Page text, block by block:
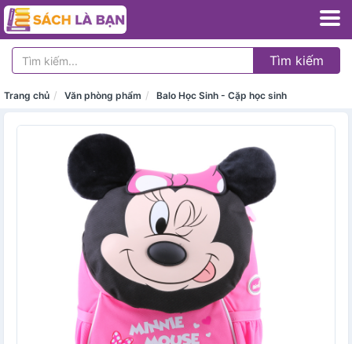
Tìm kiếm
Trang chủ Văn phòng phẩm Balo Học Sinh - Cặp học sinh